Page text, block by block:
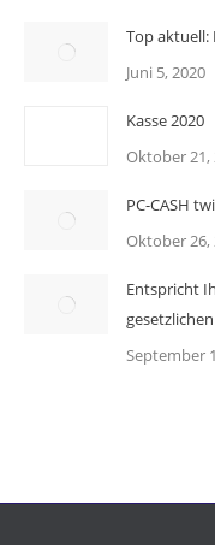
Top aktuell:
Juni 5, 2020
Kasse 2020
Oktober 21,
PC-CASH
Oktober 26,
Entspricht
September